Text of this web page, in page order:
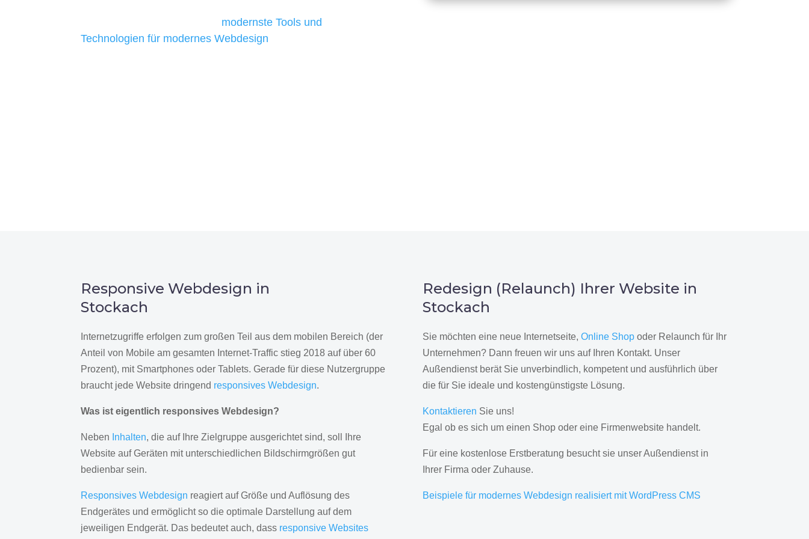
modernste Tools und
Technologien für modernes Webdesign
Responsive Webdesign in
Stockach
Internetzugriffe erfolgen zum großen Teil aus dem mobilen Bereich (der
Anteil von Mobile am gesamten Internet-Traffic stieg 2018 auf über 60
Prozent), mit Smartphones oder Tablets. Gerade für diese Nutzergruppe
braucht jede Website dringend responsives Webdesign.
Was ist eigentlich responsives Webdesign?
Neben Inhalten, die auf Ihre Zielgruppe ausgerichtet sind, soll Ihre
Website auf Geräten mit unterschiedlichen Bildschirmgrößen gut
bedienbar sein.
Responsives Webdesign reagiert auf Größe und Auflösung des
Endgerätes und ermöglicht so die optimale Darstellung auf dem
jeweiligen Endgerät. Das bedeutet auch, dass responsive Websites
Redesign (Relaunch) Ihrer Website in
Stockach
Sie möchten eine neue Internetseite, Online Shopoder Relaunch für Ihr
Unternehmen? Dann freuen wir uns auf Ihren Kontakt. Unser
Außendienst berät Sie unverbindlich, kompetent und ausführlich über
die für Sie ideale und kostengünstigste Lösung.
Kontaktieren Sie uns!
Egal ob es sich um einen Shop oder eine Firmenwebsite handelt.
Für eine kostenlose Erstberatung besucht sie unser Außendienst in
Ihrer Firma oder Zuhause.
Beispiele für modernes Webdesign realisiert mit WordPress CMS